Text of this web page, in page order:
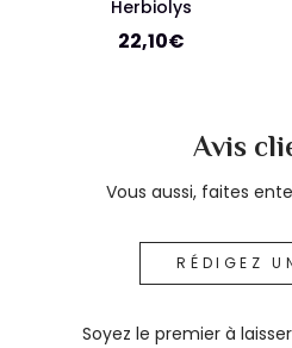
Herbiolys
22,10€
Avis
Vous aussi, faites
RÉDIGEZ
Soyez le premier à